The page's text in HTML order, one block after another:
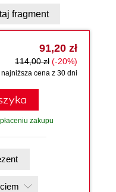
fragment
91,20 zł
114,00 zł (-20%)
najniższa cena z 30 dni
zakupu
prezent